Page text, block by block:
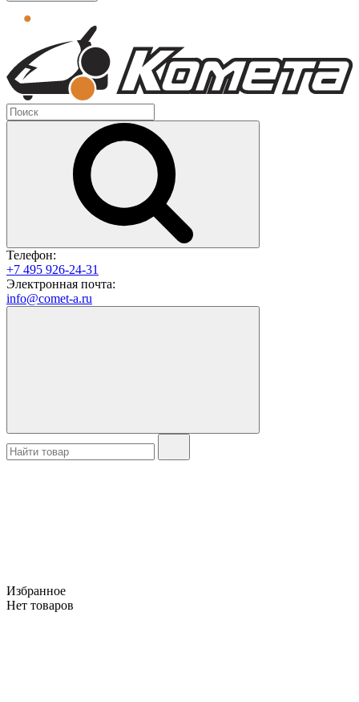
Телефон:
+7 495 926-24-31
Электронная почта:
info@comet-a.ru
Избранное
Нет товаров